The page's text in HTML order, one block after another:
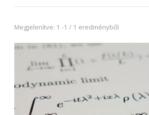
Megjelenítve: 1 -1 / 1 eredményből